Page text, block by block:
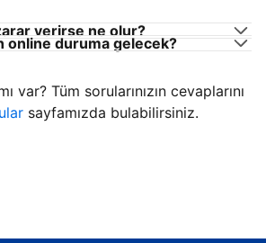
verirse ne olur?
online duruma gelecek?
var? Tüm sorularınızın cevaplarını
sayfamızda bulabilirsiniz.
başla